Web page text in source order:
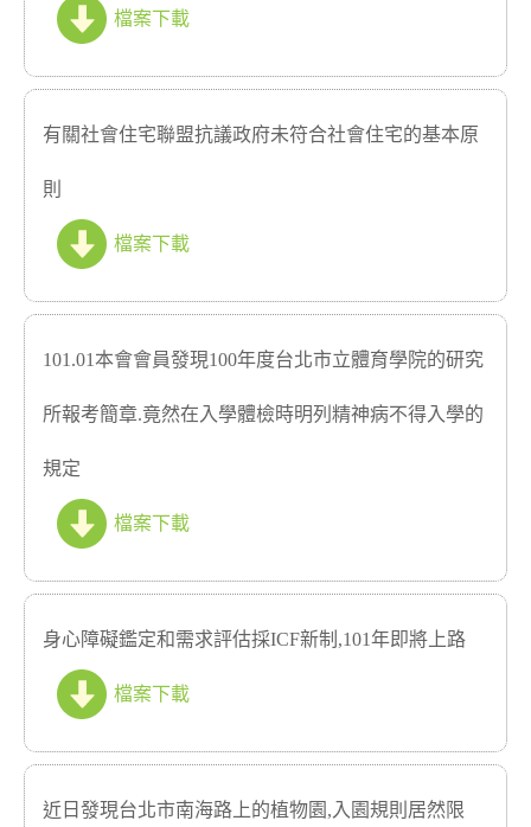
檔案下載
有關社會住宅聯盟抗議政府未符合社會住宅的基本原
則
檔案下載
101.01本會會員發現100年度台北市立體育學院的研究
所報考簡章.竟然在入學體檢時明列精神病不得入學的
規定
檔案下載
身心障礙鑑定和需求評估採ICF新制,101年即將上路
檔案下載
近日發現台北市南海路上的植物園,入園規則居然限